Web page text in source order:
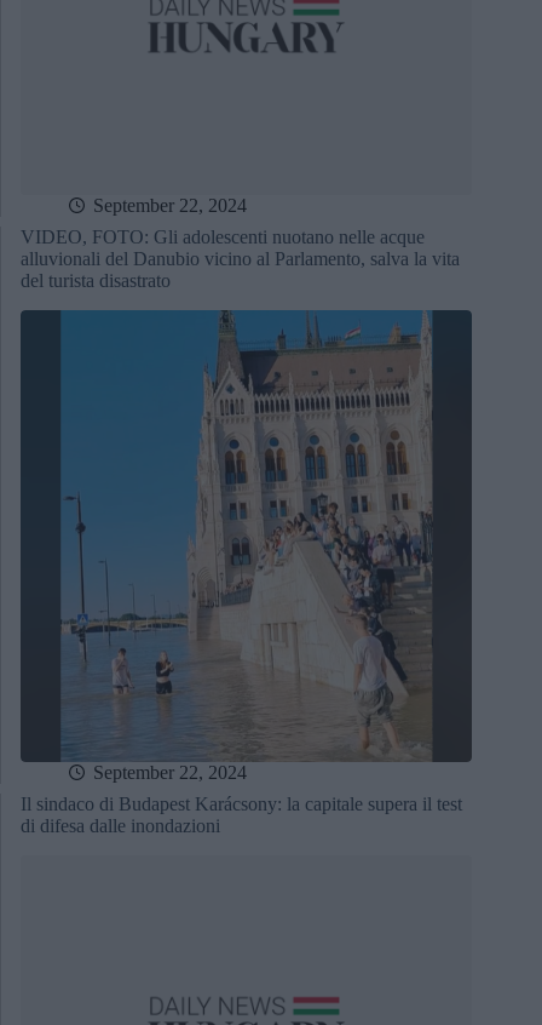
September 22, 2024
VIDEO, FOTO: Gli adolescenti nuotano nelle acque
alluvionali del Danubio vicino al Parlamento, salva la vita
del turista disastrato
September 22, 2024
Il sindaco di Budapest Karácsony: la capitale supera il test
di difesa dalle inondazioni